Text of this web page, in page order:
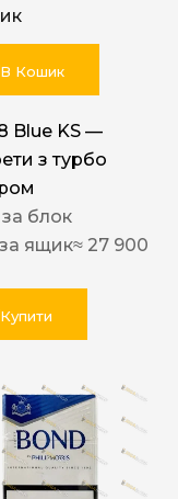
В Кошик
Blue KS —
з турбо
за блок
за ящик≈ 27 900
Купити